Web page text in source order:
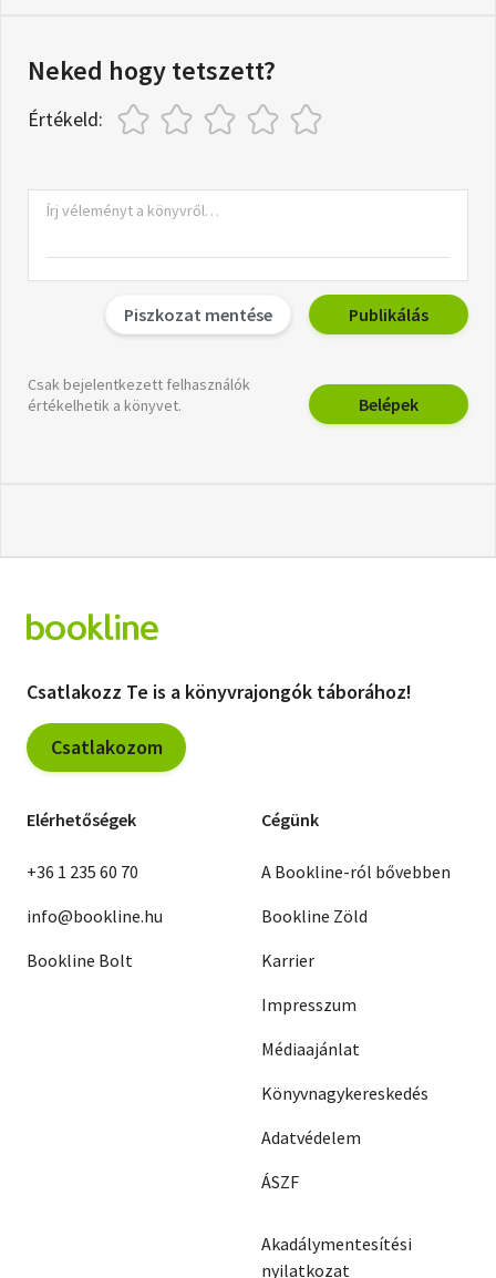
Neked hogy tetszett?
Értékeld:
Piszkozat mentése Publikálás
Csak bejelentkezett felhasználók
értékelhetik a könyvet.
Belépek
Csatlakozz Te is a könyvrajongók táborához!
Csatlakozom
Elérhetőségek
+36 1 235 60 70
info@bookline.hu
Bookline Bolt
Cégünk
A Bookline-ról bővebben
Bookline Zöld
Karrier
Impresszum
Médiaajánlat
Könyvnagykereskedés
Adatvédelem
ÁSZF
Akadálymentesítési
nyilatkozat